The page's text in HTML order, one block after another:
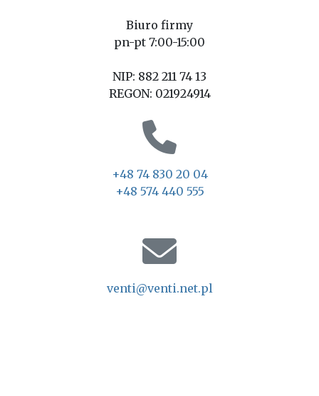
Biuro firmy
pn-pt 7:00-15:00
NIP: 882 211 74 13
REGON: 021924914
+48 74 830 20 04
+48 574 440 555
venti@venti.net.pl